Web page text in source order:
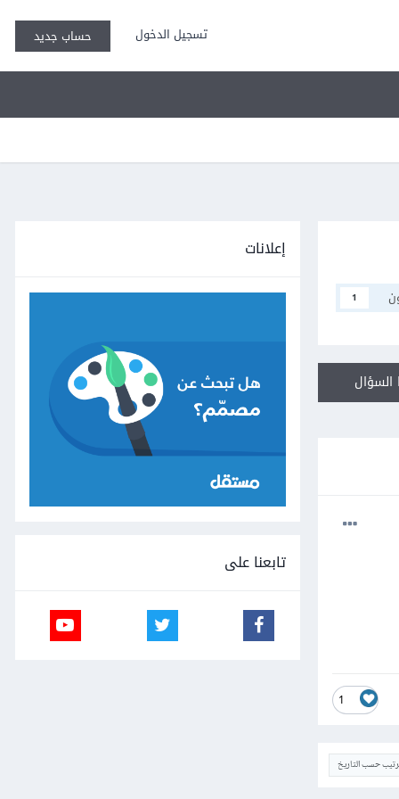
تسجيل الدخول حساب جديد
1
1
حسب التاريخ
إعلانات
تابعنا على